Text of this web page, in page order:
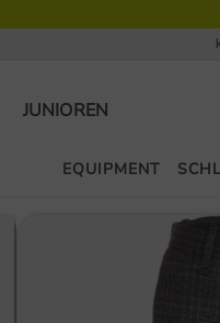
JUNIOREN
EQUIPMENT